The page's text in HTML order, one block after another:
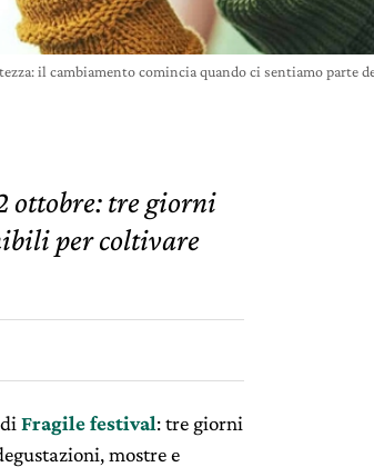
il cambiamento comincia quando ci sentiamo
ottobre: tre giorni
per coltivare
Fragile festival: tre giorni
mostre e